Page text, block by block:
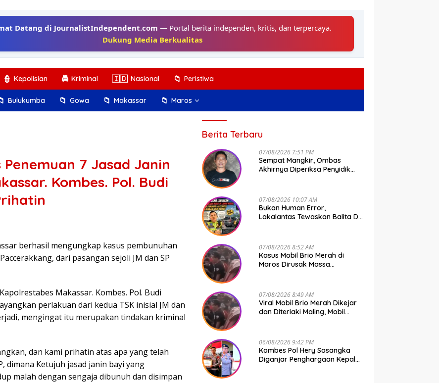
Datang di JournalistIndependent.com — Portal berita independen, kritis, dan terpercaya.
Dukung Media Berkualitas
👮 Kepolisian 🚔 Kriminal 🇮🇩 Nasional 📁 Peristiwa
Bulukumba 📁 Gowa 📁 Makassar 📁 Maros
7 Jasad Janin
Kombes. Pol. Budi
berhasil mengungkap kasus pembunuhan
dari pasangan sejoli JM dan SP
Makassar. Kombes. Pol. Budi
perlakuan dari kedua TSK inisial JM dan
mengingat itu merupakan tindakan kriminal
dan kami prihatin atas apa yang telah
dimana Ketujuh jasad janin bayi yang
malah dengan sengaja dibunuh dan disimpan
Berita Terbaru
07/08/2026 7:51 PM
Sempat Mangkir, Ombas
Akhirnya Diperiksa Penyidik
07/08/2026 10:07 AM
Bukan Human Error,
Lakalantas Tewaskan Balita Di
07/08/2026 8:52 AM
Kasus Mobil Brio Merah di
Maros Dirusak Massa
07/08/2026 8:49 AM
Viral Mobil Brio Merah Dikejar
dan Diteriaki Maling, Mobil
06/08/2026 9:42 PM
Kombes Pol Hery Sasangka
Diganjar Penghargaan Kepala